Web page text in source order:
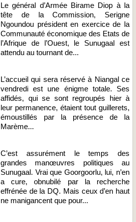
Le général d’Armée Birame Diop à la
tête de la Commission, Serigne
Ngoundou président en exercice de la
Communauté économique des Etats de
l’Afrique de l’Ouest, le Sunugaal est
attendu au tournant de...
L’accueil qui sera réservé à Niangal ce
vendredi est une énigme totale. Ses
affidés, qui se sont regroupés hier à
leur permanence, étaient tout guillerets,
émoustillés par la présence de la
Marème...
C’est assurément le temps des
grandes manœuvres politiques au
Sunugaal. Vrai que Goorgoorlu, lui, n’en
a cure, obnubilé par la recherche
effrénée de la DQ. Mais ceux d’en haut
ne manigancent que pour...